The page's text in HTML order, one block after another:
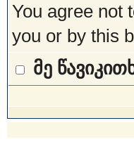
You agree not
you or by this
მე